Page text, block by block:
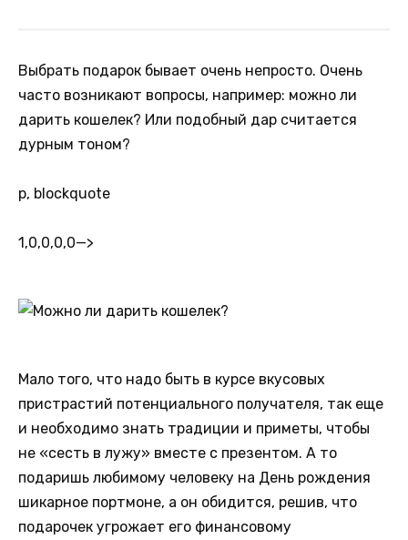
Выбрать подарок бывает очень непросто. Очень
часто возникают вопросы, например: можно ли
дарить кошелек? Или подобный дар считается
дурным тоном?
p, blockquote
1,0,0,0,0—>
Мало того, что надо быть в курсе вкусовых
пристрастий потенциального получателя, так еще
и необходимо знать традиции и приметы, чтобы
не «сесть в лужу» вместе с презентом. А то
подаришь любимому человеку на День рождения
шикарное портмоне, а он обидится, решив, что
подарочек угрожает его финансовому